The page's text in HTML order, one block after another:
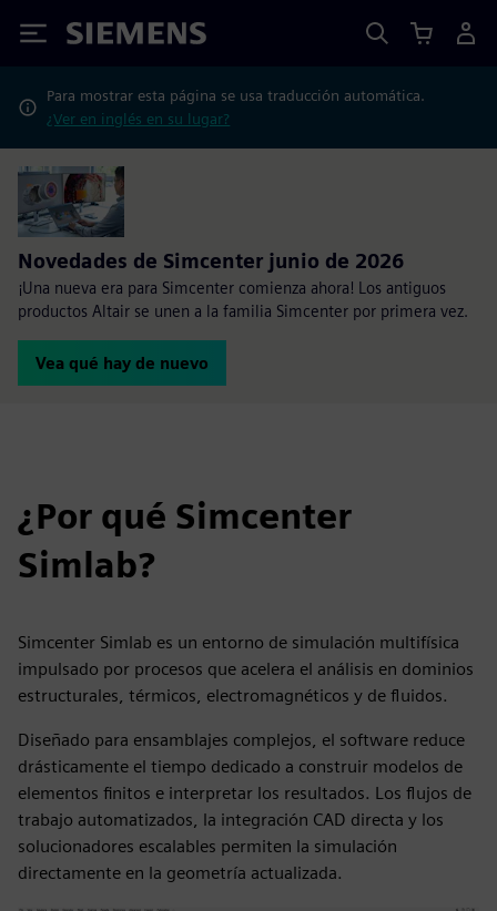
Siemens
Para mostrar esta página se usa traducción automática.
¿Ver en inglés en su lugar?
Novedades de Simcenter junio de 2026
¡Una nueva era para Simcenter comienza ahora! Los antiguos
productos Altair se unen a la familia Simcenter por primera vez.
Vea qué hay de nuevo
¿Por qué Simcenter
Simlab?
Simcenter Simlab es un entorno de simulación multifísica
impulsado por procesos que acelera el análisis en dominios
estructurales, térmicos, electromagnéticos y de fluidos.
Diseñado para ensamblajes complejos, el software reduce
drásticamente el tiempo dedicado a construir modelos de
elementos finitos e interpretar los resultados. Los flujos de
trabajo automatizados, la integración CAD directa y los
solucionadores escalables permiten la simulación
directamente en la geometría actualizada.